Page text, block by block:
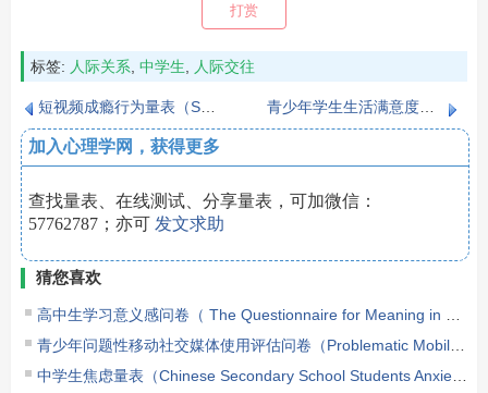
打赏
标签: 人际关系 中学生 人际交往
短视频成瘾行为量表（Short-form Video Addiction Behavior Scale，SVABS）
加入心理学网，获得更多
查找量表、在线测试、分享量表，可加微信：
57762787；亦可 发文求助
猜您喜欢
青少年问题性移动社交媒体使用评估问卷（Problematic Mobile Social Media Usage Assessment Questionnaire for Adolescents）
中学生焦虑量表（Chinese Secondary School Students Anxiety Scale，CSSAS）